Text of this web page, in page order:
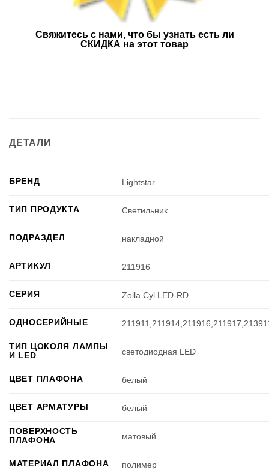
Свяжитесь с нами, что бы узнать есть ли
СКИДКА на этот товар
ДЕТАЛИ
БРЕНД Lightstar
ТИП ПРОДУКТА Светильник
ПОДРАЗДЕЛ накладной
АРТИКУЛ 211916
СЕРИЯ Zolla Cyl LED-RD
ОДНОСЕРИЙНЫЕ
ТИП ЦОКОЛЯ ЛАМПЫ
И LED
светодиодная LED
ЦВЕТ ПЛАФОНА белый
ЦВЕТ АРМАТУРЫ белый
ПОВЕРХНОСТЬ
ПЛАФОНА
матовый
МАТЕРИАЛ ПЛАФОНА полимер